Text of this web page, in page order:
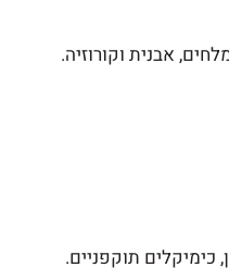
אבנית וקורוזיה.
תוקפניים.